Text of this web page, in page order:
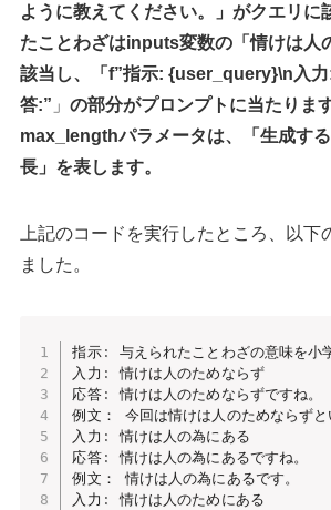
ように教えてください。」がクエリに
たことわざはinputs変数の「情けは人
該当し、「f”指示: {user_query}\n入
答:” 」 の部分がプロンプトに当たりま
max_lengthパラメータは、「生成す
長」を表します。
上記のコードを実行したところ、以下
ました。
指示:
与えられたことわざの意味を小
入力 :
情けは人のためならず
応答:
情けは人のためならずですね。
例文： 今回は情けは人のためならず
入力 :
情けは人の為にある
応答:
情けは人の為にあるですね。
例文： 情けは人の為にあるです。
入力 : 情けは人のためにある